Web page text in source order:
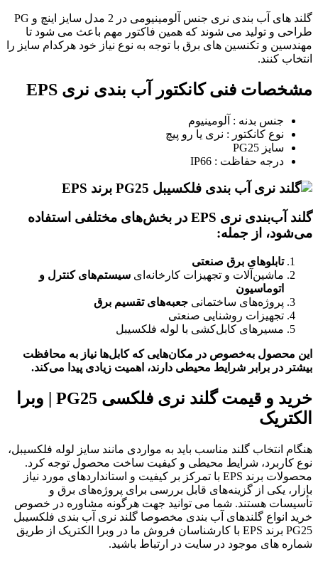
گلند های آب بندی نری جنس آلومینیومی در 2 مدل سایز اینچ و PG
طراحی و تولید می شوند که همین فاکتور مهم باعث می شود تا
مهندسین و تکنسین های برق با توجه به نوع نیاز خود هرکدام سایز را
انتخاب کنند.
مشخصات فنی کانکتور آب بندی نری EPS
جنس بدنه : آلومینیوم
نوع کانکتور : نری یا رو پیچ
سایز PG25
درجه حفاظت : IP66
گلند آب‌بندی نری EPS در بخش‌های مختلفی استفاده
می‌شود، از جمله:
تابلوهای برق صنعتی
ماشین‌آلات و تجهیزات کارخانه‌ای سیستم‌های کنترل و
اتوماسیون
پروژه‌های ساختمانی جعبه‌های تقسیم برق
تجهیزات روشنایی صنعتی
مسیرهای کابل‌کشی با لوله فلکسیبل
این محصول به‌خصوص در مکان‌هایی که کابل‌ها نیاز به محافظت
بیشتر در برابر شرایط محیطی دارند، اهمیت زیادی پیدا می‌کند.
خرید و قیمت گلند نری فلکسی PG25 | وبرا
الکتریک
هنگام انتخاب گلند مناسب باید به مواردی مانند سایز لوله فلکسیبل،
نوع کاربرد، شرایط محیطی و کیفیت ساخت محصول توجه کرد.
محصولات برند EPS با تمرکز بر کیفیت و استانداردهای مورد نیاز
بازار، یکی از گزینه‌های قابل بررسی برای پروژه‌های برق و
تأسیسات هستند. شما می توانید جهت هرگونه مشاوره در خصوص
خرید انواع گلندهای آب بندی مخصوصا گلند نری آب بندی فلکسیبل
PG25 برند EPS با کارشناسان فروش ما در وبرا الکتریک از طریق
شماره های موجود در سایت در ارتباط باشید.